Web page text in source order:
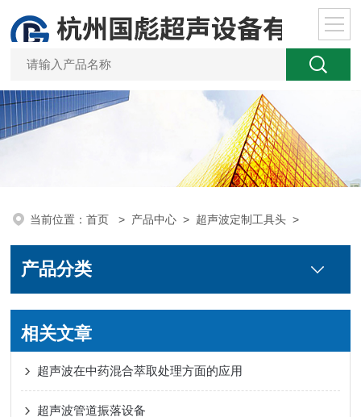
当前位置：首页 > 产品中心 > 超声波定制工具头 >
产品分类
相关文章
超声波在中药混合萃取处理方面的应用
超声波管道振落设备